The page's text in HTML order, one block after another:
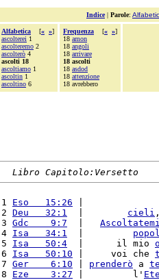
Indice| Parole:
Alfabetica [« »]
ascolterei 1
ascolteremo 2
ascolterò 4
ascolti 18
ascoltiamo 1
ascoltin 1
ascoltino 6
Frequenza [« »]
18 amon
18 angoli
18 arrivare
18 ascolti
18 asdod
18 attenzione
18 avrebbero
Libro Capitolo:Versetto
1 Eso   15:26 |
2 Deu   32:1 cieli
3 Gdc    9:7 Ascoltatemi
4 Isa   34:1
5 Isa   50:4
  |      il mio
6 Isa   50:10 |     voi che
7 Ger    6:10 prenderò a
8 Eze    3:27 |         l'